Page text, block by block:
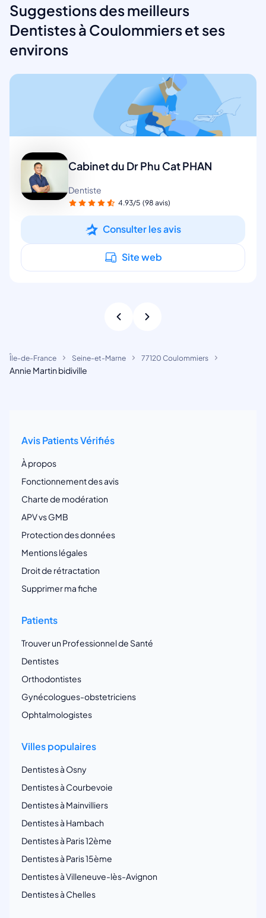
Suggestions des meilleurs
Dentistes à Coulommiers et ses
environs
Cabinet du Dr Phu Cat PHAN
Dentiste
4.93/5 (98 avis)
Consulter les avis
Site web
Île-de-France Seine-et-Marne 77120 Coulommiers
Annie Martin bidiville
Avis Patients Vérifiés
À propos
Fonctionnement des avis
Charte de modération
APV vs GMB
Protection des données
Mentions légales
Droit de rétractation
Supprimer ma fiche
Patients
Trouver un Professionnel de Santé
Dentistes
Orthodontistes
Gynécologues-obstetriciens
Ophtalmologistes
Villes populaires
Dentistes à Osny
Dentistes à Courbevoie
Dentistes à Mainvilliers
Dentistes à Hambach
Dentistes à Paris 12ème
Dentistes à Paris 15ème
Dentistes à Villeneuve-lès-Avignon
Dentistes à Chelles